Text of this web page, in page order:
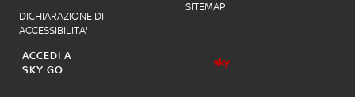
DICHIARAZIONE DI
ACCESSIBILITA'
SITEMAP
ACCEDI A
SKY GO